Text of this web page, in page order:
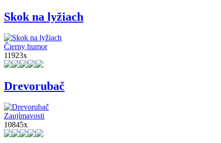
Skok na lyžiach
Čierny humor
11923x
Drevorubač
Zaujímavosti
10845x